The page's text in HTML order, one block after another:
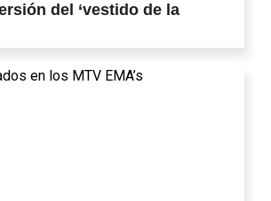
del ‘vestido de la